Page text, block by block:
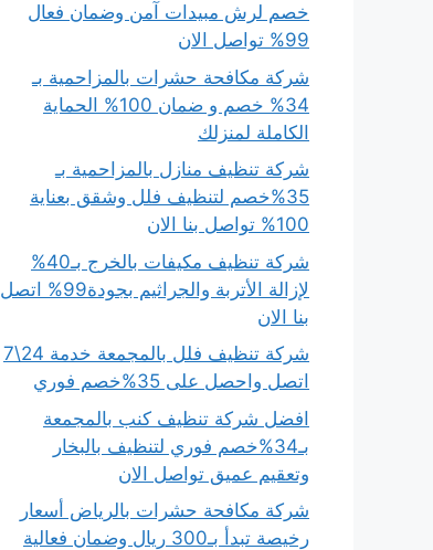
خصم لرش مبيدات آمن وضمان فعال
99% تواصل الان
شركة مكافحة حشرات بالمزاحمية بـ
34% خصم و ضمان 100% الحماية
الكاملة لمنزلك
شركة تنظيف منازل بالمزاحمية بـ
35%خصم لتنظيف فلل وشقق بعناية
100% تواصل بنا الان
شركة تنظيف مكيفات بالخرج بـ40%
لإزالة الأتربة والجراثيم بجودة99% اتصل
بنا الان
شركة تنظيف فلل بالمجمعة خدمة 24\7
اتصل واحصل على 35%خصم فوري
افضل شركة تنظيف كنب بالمجمعة
بـ34%خصم فوري لتنظيف بالبخار
وتعقيم عميق تواصل الان
شركة مكافحة حشرات بالرياض أسعار
رخيصة تبدأ بـ300 ريال وضمان فعالية